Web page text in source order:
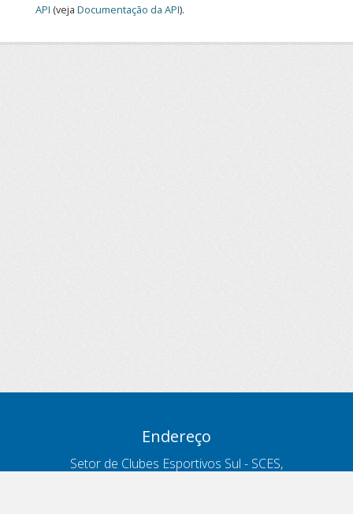
API (veja Documentação da API).
Endereço
Setor de Clubes Esportivos Sul - SCES,